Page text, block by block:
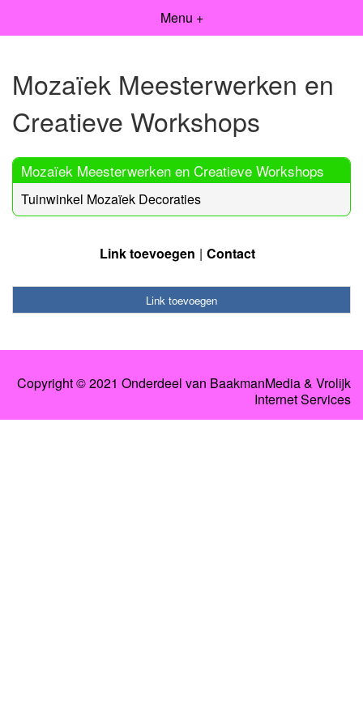
Menu +
Mozaïek Meesterwerken en
Creatieve Workshops
Mozaïek Meesterwerken en Creatieve Workshops
Tuinwinkel Mozaïek Decoraties
Link toevoegen Contact
Link toevoegen
Copyright © 2021 Onderdeel van BaakmanMedia & Vrolijk
Internet Services